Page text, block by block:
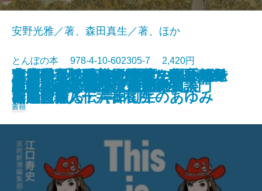
新版 宇野千代 女の一生
志度寺 千四百年の歴史の玉手箱─
四国霊場八十六番札所─
白洲正子が愛した京都
蔦屋重三郎のエロチカ 歌麿の春
画と吉原
「ベルサイユのばら」の真実
原田マハのポスト印象派物語
21世紀のための三島由紀夫入門
青池保子 騒がしき男たちとマン
ガの冒険
国宝クラス仏をさがせ！
はじめてであう安野光雅
安野光雅／著、森田真生／著、ほか
とんぼの本 978-4-10-602305-7 2,420円
2023/11/01
書籍
This is 江口寿史!!
太古の奇想と超絶技巧 中国青銅
器入門
リ・アルティジャーニ―ルネサン
ス画家職人伝―
つげ義春 名作原画とフランス紀
行
京都国立近代美術館のコレクショ
ンでたどる 岸田劉生のあゆみ
谷内六郎 いつか見た夢
謎解き 鳥獣戯画
あの懐かしい味の野菜を自分でつ
くる
またいつか歩きたい町―私の町並
み紀行―
東京のミュージアム100